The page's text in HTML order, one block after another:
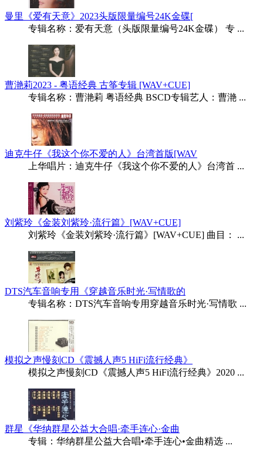
曼里《爱有天意》2023头版限量编号24K金碟[
专辑名称：爱有天意（头版限量编号24K金碟） 专 ...
曹滟莉2023 - 粤语经典 古筝专辑 [WAV+CUE]
专辑名称：曹滟莉 粤语经典 BSCD专辑艺人：曹滟 ...
迪克牛仔《我这个你不爱的人》台湾首版[WAV
上华唱片：迪克牛仔《我这个你不爱的人》台湾首 ...
刘紫玲《金装刘紫玲·流行篇》[WAV+CUE]
刘紫玲《金装刘紫玲·流行篇》[WAV+CUE] 曲目： ...
DTS汽车音响专用《穿越音乐时光·写情歌的
专辑名称：DTS汽车音响专用穿越音乐时光·写情歌 ...
模拟之声慢刻CD《震撼人声5 HiFi流行经典》
模拟之声慢刻CD《震撼人声5 HiFi流行经典》2020 ...
群星《华纳群星公益大合唱·牵手连心·金曲
专辑：华纳群星公益大合唱•牵手连心•金曲精选 ...